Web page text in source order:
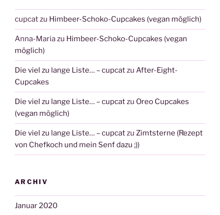
cupcatzu Himbeer-Schoko-Cupcakes (vegan möglich)
Anna-Mariazu Himbeer-Schoko-Cupcakes (vegan
möglich)
Die viel zu lange Liste… – cupcatzu After-Eight-
Cupcakes
Die viel zu lange Liste… – cupcatzu Oreo Cupcakes
(vegan möglich)
Die viel zu lange Liste… – cupcatzu Zimtsterne (Rezept
von Chefkoch und mein Senf dazu ;))
ARCHIV
Januar 2020